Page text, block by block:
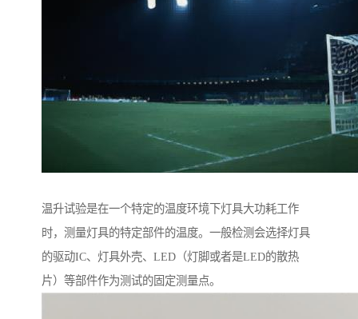
温升试验是在一个特定的温度环境下灯具大功耗工作
时，测量灯具的特定部件的温度。一般检测会选择灯具
的驱动IC、灯具外壳、LED（灯脚或者是LED的散热
片）等部件作为测试的固定测量点。